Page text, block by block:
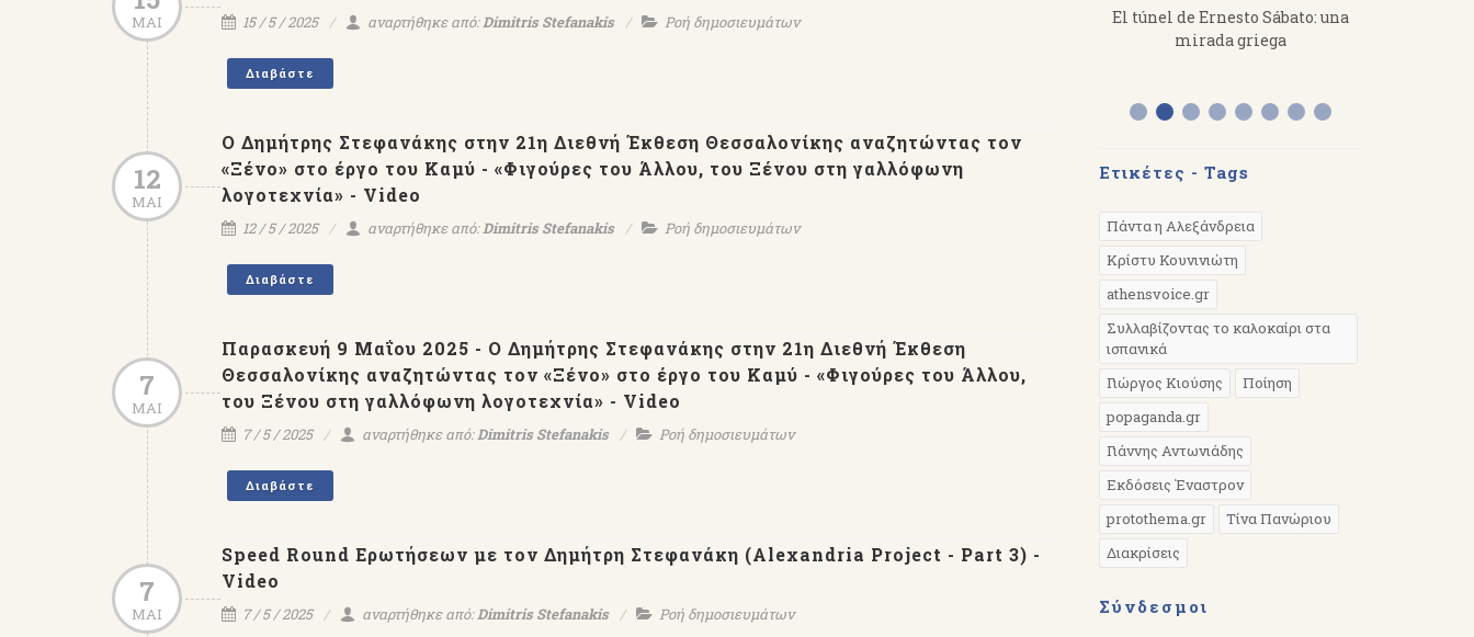
ΜΑΙ 15 / 5 / 2025 αναρτήθηκε από:Dimitris Stefanakis Ροή δημοσιευμάτων
Διαβάστε
12
ΜΑΙ
Ο Δημήτρης Στεφανάκης στην 21η Διεθνή Έκθεση Θεσσαλονίκης αναζητώντας τον
«Ξένο» στο έργο του Καμύ - «Φιγούρες του Άλλου, του Ξένου στη γαλλόφωνη
λογοτεχνία» - Video
12 / 5 / 2025 αναρτήθηκε από:Dimitris Stefanakis Ροή δημοσιευμάτων
Διαβάστε
7
ΜΑΙ
Παρασκευή 9 Μαΐου 2025 - Ο Δημήτρης Στεφανάκης στην 21η Διεθνή Έκθεση
Θεσσαλονίκης αναζητώντας τον «Ξένο» στο έργο του Καμύ - «Φιγούρες του Άλλου,
του Ξένου στη γαλλόφωνη λογοτεχνία» - Video
7 / 5 / 2025 αναρτήθηκε από:Dimitris Stefanakis Ροή δημοσιευμάτων
Διαβάστε
7
ΜΑΙ
Speed Round Ερωτήσεων με τον Δημήτρη Στεφανάκη (Alexandria Project - Part 3) -
Video
7 / 5 / 2025 αναρτήθηκε από:Dimitris Stefanakis Ροή δημοσιευμάτων
Εκδόσεις ΨΥΧΟΓΙΟΣ - Ο
Ιππότης Γραμμάτων & Τεχνών
του Γαλλικού Κράτους
Εκδ.ΨΥΧΟΓΙΟΣ-Μέρες
El túnel de Ernesto Sábato: una
mirada griega
Ετικέτες - Tags
Πάντα η Αλεξάνδρεια
Κρίστυ Κουνινιώτη
athensvoice.gr
Συλλαβίζοντας το καλοκαίρι στα
ισπανικά
Γιώργος Κιούσης
Ποίηση
popaganda.gr
Γιάννης Αντωνιάδης
Εκδόσεις Έναστρον
protothema.gr
Τίνα Πανώριου
Διακρίσεις
Σύνδεσμοι